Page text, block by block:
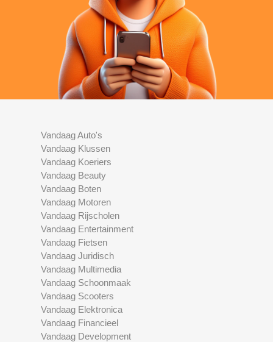
Vandaag Auto's
Vandaag Klussen
Vandaag Koeriers
Vandaag Beauty
Vandaag Boten
Vandaag Motoren
Vandaag Rijscholen
Vandaag Entertainment
Vandaag Fietsen
Vandaag Juridisch
Vandaag Multimedia
Vandaag Schoonmaak
Vandaag Scooters
Vandaag Elektronica
Vandaag Financieel
Vandaag Development